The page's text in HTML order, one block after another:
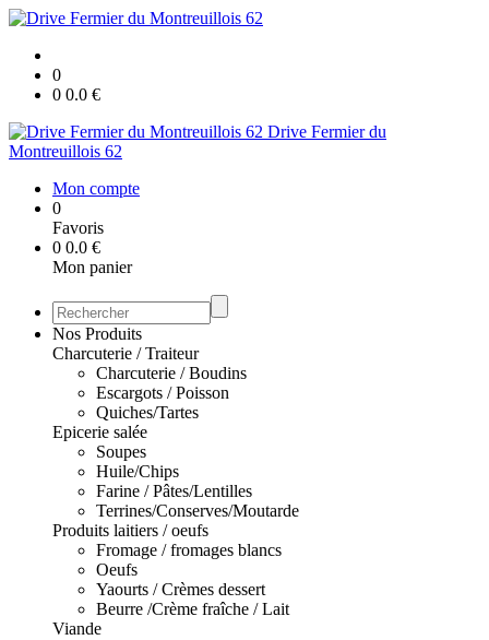
0
0 0.0 €
Drive Fermier du
Montreuillois 62
Mon compte
0
Favoris
0 0.0 €
Mon panier
Nos Produits
Charcuterie / Traiteur
Charcuterie / Boudins
Escargots / Poisson
Quiches/Tartes
Epicerie salée
Soupes
Huile/Chips
Farine / Pâtes/Lentilles
Terrines/Conserves/Moutarde
Produits laitiers / oeufs
Fromage / fromages blancs
Oeufs
Yaourts / Crèmes dessert
Beurre /Crème fraîche / Lait
Viande